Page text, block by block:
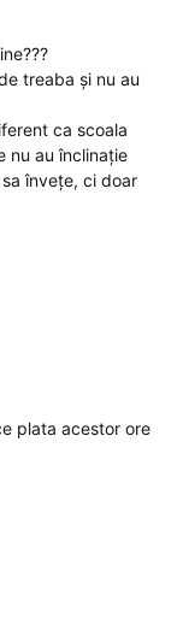
treaba și nu au
ca scoala
nu au înclinație
învețe, ci doar
plata acestor ore